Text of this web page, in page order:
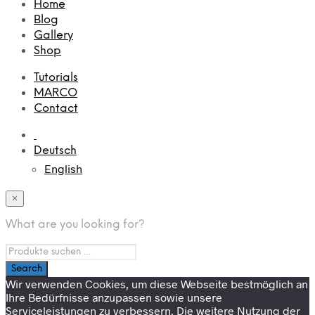
Home
Blog
Gallery
Shop
Tutorials
MARCO
Contact
Deutsch
English
×
What are you looking for?
Wir verwenden Cookies, um diese Webseite bestmöglich an
Ihre Bedürfnisse anzupassen sowie unsere
Serviceleistungen zu verbessern. Die weitere Nutzung der